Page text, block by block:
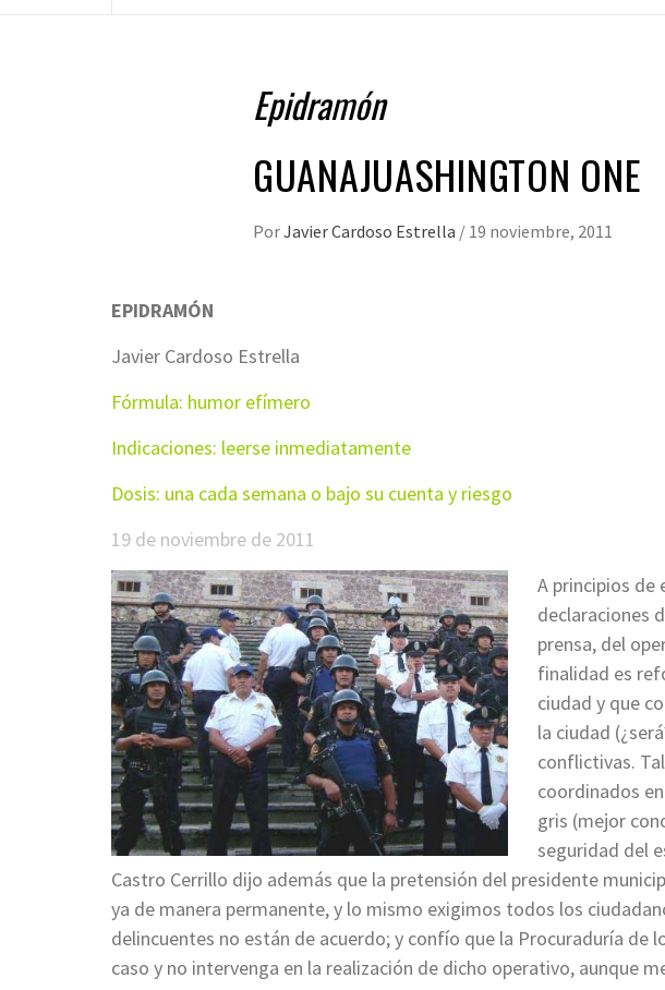
Epidramón
GUANAJUASHINGTON ONE
PorJavier Cardoso Estrella / 19 noviembre, 2011
EPIDRAMÓN
Javier Cardoso Estrella
Fórmula: humor efímero
Indicaciones: leerse inmediatamente
Dosis: una cada semana o bajo su cuenta y riesgo
19 de noviembre de 2011
A principios de
declaraciones
prensa, del
finalidad es
ciudad y que
la ciudad
conflictivas.
coordinados
gris (mejor
seguridad del
Castro Cerrillo dijo además que la pretensión del presidente
ya de manera permanente, y lo mismo exigimos todos los
delincuentes no están de acuerdo; y confío que la Procuraduría de
caso y no intervenga en la realización de dicho operativo, aunque